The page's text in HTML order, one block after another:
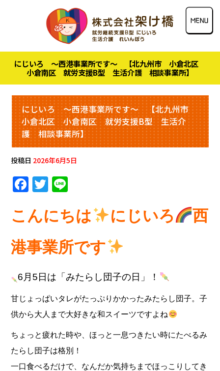
にじいろ ～西港事業所です～ 【北九州市 小倉北区
小倉南区 就労支援B型 生活介護 相談事業所】
にじいろ ～西港事業所です～ 【北九州市
小倉北区 小倉南区 就労支援B型 生活介
護 相談事業所】
投稿日 2026年6月5日
F
a
c
b
o
k
T
w
it
r
e
こんにちは にじいろ
西
港事業所です
6月5日は「みたらし団子の日」！
甘じょっぱいタレがたっぷりかかったみたらし団子。子
供から大人まで大好きな和スイーツですよね
ちょっと疲れた時や、ほっと一息つきたい時にたべるみ
たらし団子は格別！
一口食べるだけで、なんだか気持ちまでほっこりしてき